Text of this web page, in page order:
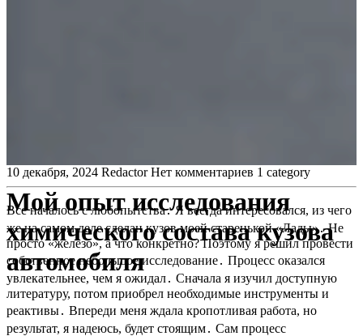
Мой опыт исследования
химического состава кузова
автомобиля
10 декабря, 2024 Redactor Нет комментариев 1 category
Все началось с любопытства․ Я всегда интересовался, из чего
же на самом деле сделан кузов моей старенькой «Лады»․ Не
просто «железо», а что конкретно? Поэтому я решил провести
собственное небольшое исследование․ Процесс оказался
увлекательнее, чем я ожидал․ Сначала я изучил доступную
литературу, потом приобрел необходимые инструменты и
реактивы․ Впереди меня ждала кропотливая работа, но
результат, я надеюсь, будет стоящим․ Сам процесс